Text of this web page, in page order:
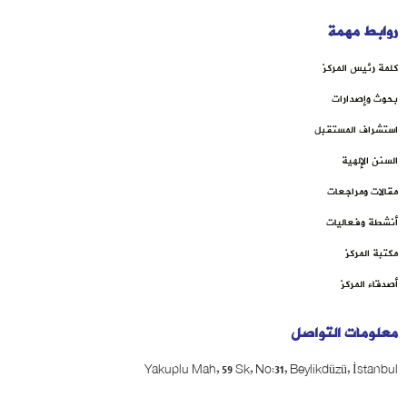
روابط مهمة
كلمة رئيس المركز
بحوث وإصدارات
استشراف المستقبل
السنن الإلهية
مقالات ومراجعات
أنشطة وفعاليات
مكتبة المركز
أصدقاء المركز
معلومات التواصل
Yakuplu Mah, 59 Sk, No:31, Beylikdüzü, İstanbul